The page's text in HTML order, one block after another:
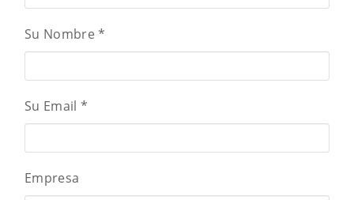
Su Nombre*
Su Email *
Empresa